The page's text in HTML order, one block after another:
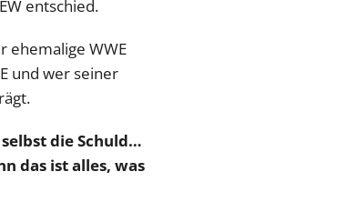
entschied.
ehemalige WWE
und wer seiner
die Schuld…
das ist alles, was